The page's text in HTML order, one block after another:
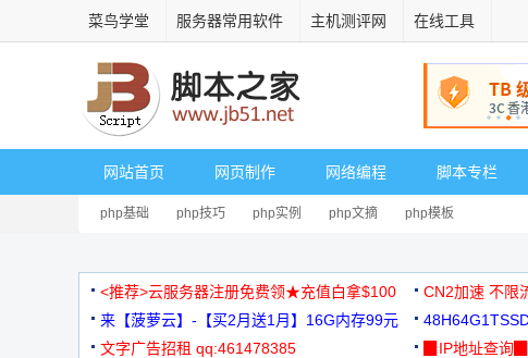
菜鸟学堂 服务器常用软件 主机测评网 在线工具
网站首页 网页制作 网络编程 脚本专栏
php基础 php技巧 php实例 php文摘 php模板
<推荐>云服务器注册免费领★充值白拿$100 CN2加速 不限
来【菠萝云】-【买2月送1月】16G内存99元
3000+可免费
文字广告招租 qq:461478385
▉IP地址查询